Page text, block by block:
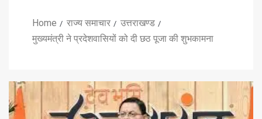
Home राज्य समाचार
उत्तराखण्ड
मुख्यमंत्री ने प्रदेशवासियों को दी छठ पूजा की शुभकामना